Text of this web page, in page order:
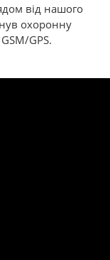
від нашого
охоронну
GPS.